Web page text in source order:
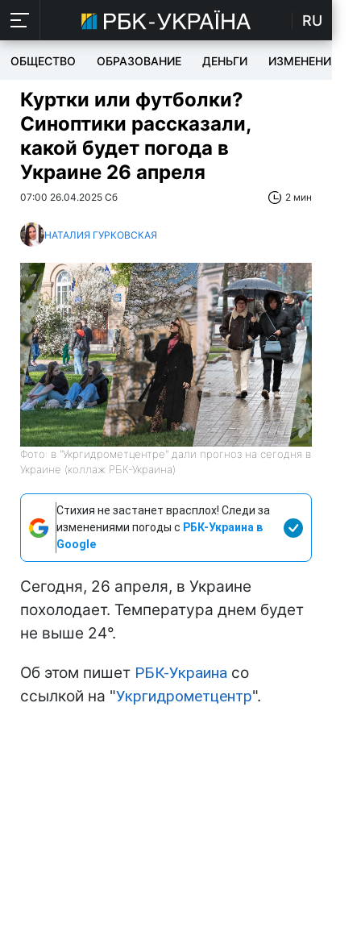
RU
ОБЩЕСТВО ОБРАЗОВАНИЕ ДЕНЬГИ ИЗМЕНЕНИЯ
Куртки или футболки?
Синоптики рассказали,
какой будет погода в
Украине 26 апреля
07:00 26.04.2025 Сб 2 мин
НАТАЛИЯ ГУРКОВСКАЯ
Фото: в "Укргидрометцентре" дали прогноз на сегодня в
Украине (коллаж РБК-Украина)
Стихия не застанет врасплох! Следи за
изменениями погоды с РБК-Украина в
Google
Сегодня, 26 апреля, в Украине
похолодает. Температура днем будет
не выше 24°.
Об этом пишет РБК-Украина со
ссылкой на "Укргидрометцентр".